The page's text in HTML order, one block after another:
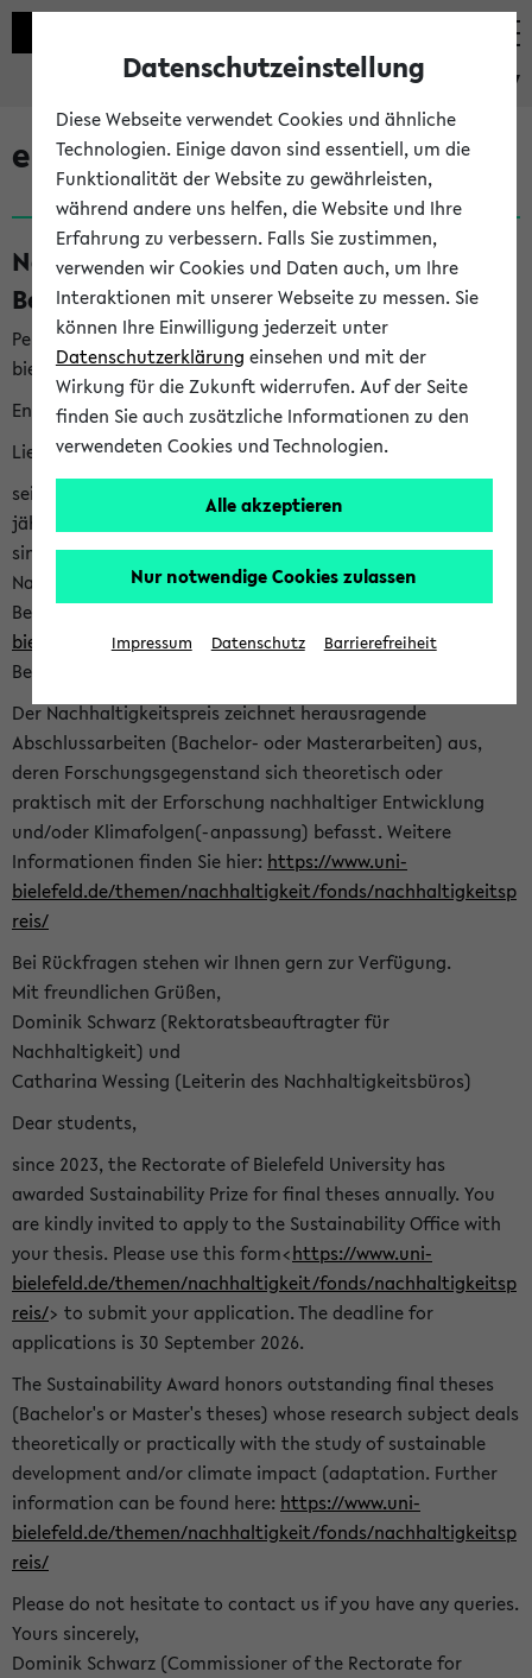
eKVV
eKVV News
Nachhaltigkeitspreis 2026:
Bewerbungsphase gestartet (06.08.26)
Per E-Mail eingestellt von nachhaltigkeitsbuero@uni-
bielefeld.de an den Verteiler 'Alle Studierenden':
English version below
Liebe Studierende,
seit 2023 verleiht das Rektorat der Universität Bielefeld
jährlich den Nachhaltigkeitspreis für Abschlussarbeiten. Sie
sind herzlich eingeladen sich mit Ihrer Abschlussarbeit beim
Nachhaltigkeitsbüro zu bewerben. Bitte nutzen Sie für Ihre
Bewerbung dieses Formular<https://formulare.uni-
bielefeld.de/frontend-server/form/provide/913/>. Die
Bewerbungsfrist endet am 30.09.2026.
Der Nachhaltigkeitspreis zeichnet herausragende
Abschlussarbeiten (Bachelor- oder Masterarbeiten) aus,
deren Forschungsgegenstand sich theoretisch oder
praktisch mit der Erforschung nachhaltiger Entwicklung
und/oder Klimafolgen(-anpassung) befasst. Weitere
Informationen finden Sie hier: https://www.uni-
bielefeld.de/themen/nachhaltigkeit/fonds/nachhaltigkeitsp
reis/
Bei Rückfragen stehen wir Ihnen gern zur Verfügung.
Mit freundlichen Grüßen,
Dominik Schwarz (Rektoratsbeauftragter für
Nachhaltigkeit) und
Catharina Wessing (Leiterin des Nachhaltigkeitsbüros)
Dear students,
since 2023, the Rectorate of Bielefeld University has
awarded Sustainability Prize for final theses annually. You
are kindly invited to apply to the Sustainability Office with
your thesis. Please use this form<https://www.uni-
bielefeld.de/themen/nachhaltigkeit/fonds/nachhaltigkeitsp
reis/> to submit your application. The deadline for
applications is 30 September 2026.
The Sustainability Award honors outstanding final theses
(Bachelor's or Master's theses) whose research subject deals
theoretically or practically with the study of sustainable
development and/or climate impact (adaptation. Further
information can be found here: https://www.uni-
bielefeld.de/themen/nachhaltigkeit/fonds/nachhaltigkeitsp
reis/
Please do not hesitate to contact us if you have any queries.
Yours sincerely,
Dominik Schwarz (Commissioner of the Rectorate for
Datenschutzeinstellung
Diese Webseite verwendet Cookies und ähnliche
Technologien. Einige davon sind essentiell, um die
Funktionalität der Website zu gewährleisten,
während andere uns helfen, die Website und Ihre
Erfahrung zu verbessern. Falls Sie zustimmen,
verwenden wir Cookies und Daten auch, um Ihre
Interaktionen mit unserer Webseite zu messen. Sie
können Ihre Einwilligung jederzeit unter
Datenschutzerklärung einsehen und mit der
Wirkung für die Zukunft widerrufen. Auf der Seite
finden Sie auch zusätzliche Informationen zu den
verwendeten Cookies und Technologien.
Alle akzeptieren
Nur notwendige Cookies zulassen
Impressum Datenschutz Barrierefreiheit